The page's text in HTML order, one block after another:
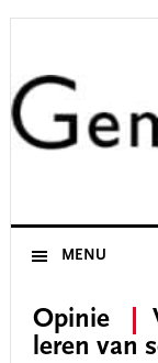
Skip
primary
navigation
Skip
content
Skip
primary
sidebar
Skip
footer
MENU
Opinie
leren van